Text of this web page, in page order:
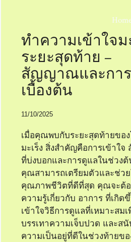
ทำความเข้าใจม
ระยะสุดท้าย –
สัญญาณและกา
เบื้องต้น
11/10/2025
เมื่อคุณพบกับระยะสุดท้ายของ
มะเร็ง สิ่งสำคัญคือการเข้าใ
ที่บ่งบอกและการดูแลในช่วงต้
คุณสามารถเตรียมตัวและช่ว
คุณภาพชีวิตที่ดีที่สุด คุณจะต้อ
ความรู้เกี่ยวกับ อาการ ที่เกิด
เข้าใจวิธีการดูแลที่เหมาะสมเ
บรรเทาความเจ็บปวด และส
ความเป็นอยู่ที่ดีในช่วงท้ายข